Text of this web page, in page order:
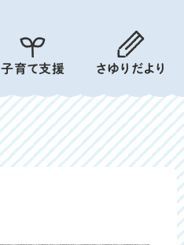
子育て支援 さゆりだより